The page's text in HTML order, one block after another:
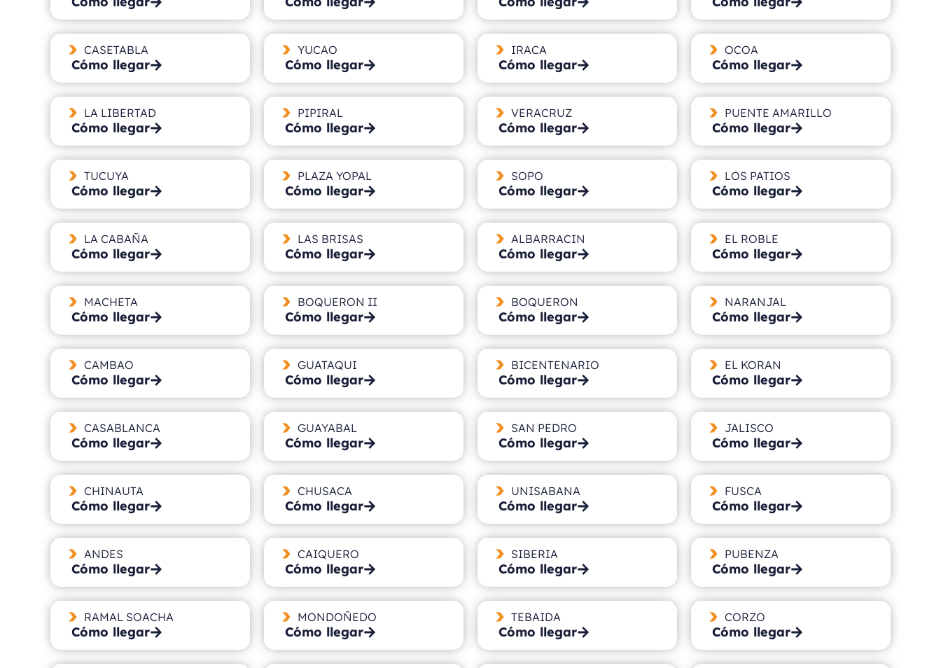
CASETABLA
Cómo llegar
YUCAO
Cómo llegar
IRACA
Cómo llegar
OCOA
Cómo llegar
LA LIBERTAD
Cómo llegar
PIPIRAL
Cómo llegar
VERACRUZ
Cómo llegar
PUENTE AMARILLO
Cómo llegar
TUCUYA
Cómo llegar
PLAZA YOPAL
Cómo llegar
SOPO
Cómo llegar
LOS PATIOS
Cómo llegar
LA CABAÑA
Cómo llegar
LAS BRISAS
Cómo llegar
ALBARRACIN
Cómo llegar
EL ROBLE
Cómo llegar
MACHETA
Cómo llegar
BOQUERON II
Cómo llegar
BOQUERON
Cómo llegar
NARANJAL
Cómo llegar
CAMBAO
Cómo llegar
GUATAQUI
Cómo llegar
BICENTENARIO
Cómo llegar
EL KORAN
Cómo llegar
CASABLANCA
Cómo llegar
GUAYABAL
Cómo llegar
SAN PEDRO
Cómo llegar
JALISCO
Cómo llegar
CHINAUTA
Cómo llegar
CHUSACA
Cómo llegar
UNISABANA
Cómo llegar
FUSCA
Cómo llegar
ANDES
Cómo llegar
CAIQUERO
Cómo llegar
SIBERIA
Cómo llegar
PUBENZA
Cómo llegar
RAMAL SOACHA
Cómo llegar
MONDOÑEDO
Cómo llegar
TEBAIDA
Cómo llegar
CORZO
Cómo llegar